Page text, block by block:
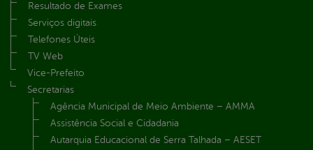
Resultado de Exames
Serviços digitais
Telefones Úteis
TV Web
Vice-Prefeito
Secretarias
Agência Municipal de Meio Ambiente – AMMA
Assistência Social e Cidadania
Autarquia Educacional de Serra Talhada – AESET